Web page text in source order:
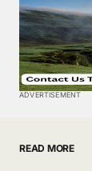
ADVERTISEMENT
READ MORE